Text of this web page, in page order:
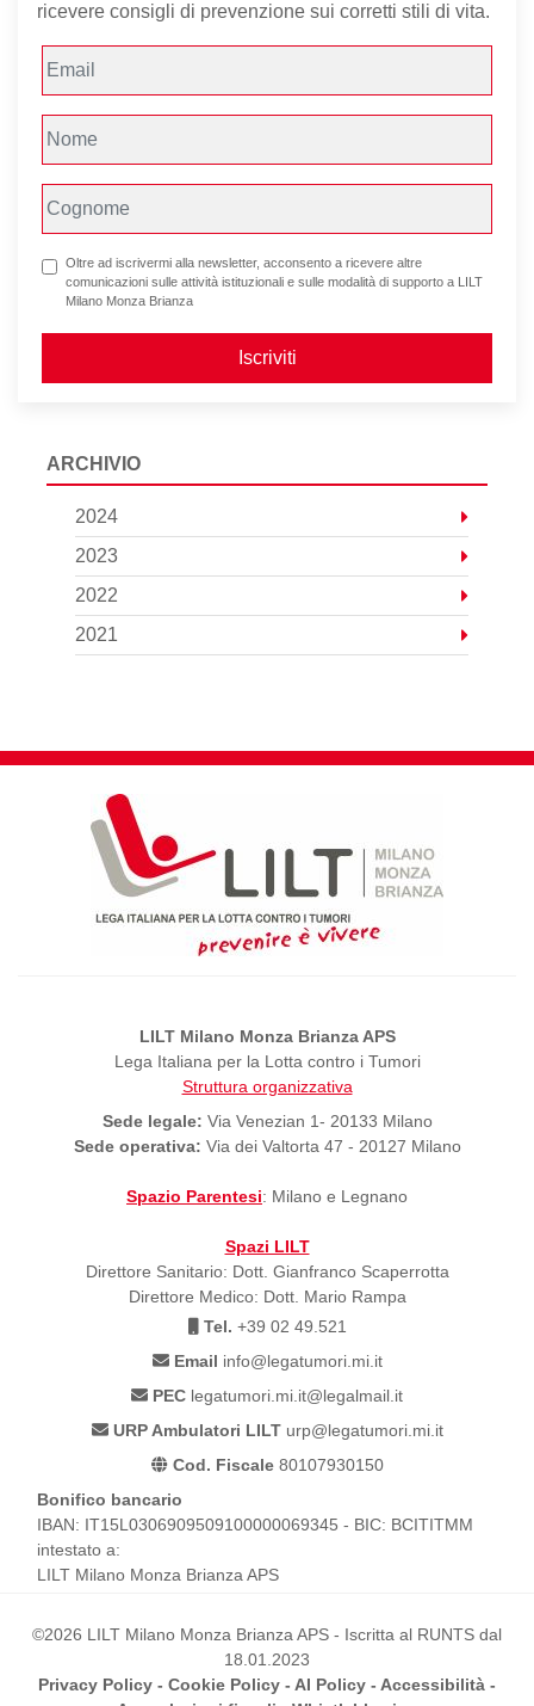
ricevere consigli di prevenzione sui corretti stili di vita.
Oltre ad iscrivermi alla newsletter, acconsento a ricevere altre
comunicazioni sulle attività istituzionali e sulle modalità di supporto a LILT
Milano Monza Brianza
Iscriviti
ARCHIVIO
2024
2023
2022
2021
LILT Milano Monza Brianza APS
Lega Italiana per la Lotta contro i Tumori
Struttura organizzativa
Sede legale: Via Venezian 1- 20133 Milano
Sede operativa: Via dei Valtorta 47 - 20127 Milano
Spazio Parentesi: Milano e Legnano
Spazi LILT
Direttore Sanitario: Dott. Gianfranco Scaperrotta
Direttore Medico: Dott. Mario Rampa
Tel. +39 02 49.521
Email info@legatumori.mi.it
PEC legatumori.mi.it@legalmail.it
URP Ambulatori LILTurp@legatumori.mi.it
Cod. Fiscale80107930150
Bonifico bancario
IBAN: IT15L0306909509100000069345 - BIC: BCITITMM
intestato a:
LILT Milano Monza Brianza APS
©2026 LILT Milano Monza Brianza APS - Iscritta al RUNTS dal
18.01.2023
Privacy Policy - Cookie Policy - AI Policy - Accessibilità -